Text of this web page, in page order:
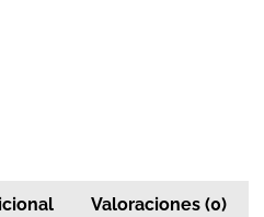
Valoraciones (0)